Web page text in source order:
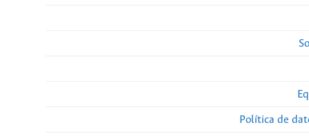
Política de